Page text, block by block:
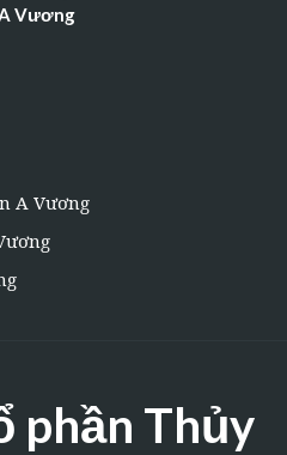
Vương
A Vương
phần Thủy